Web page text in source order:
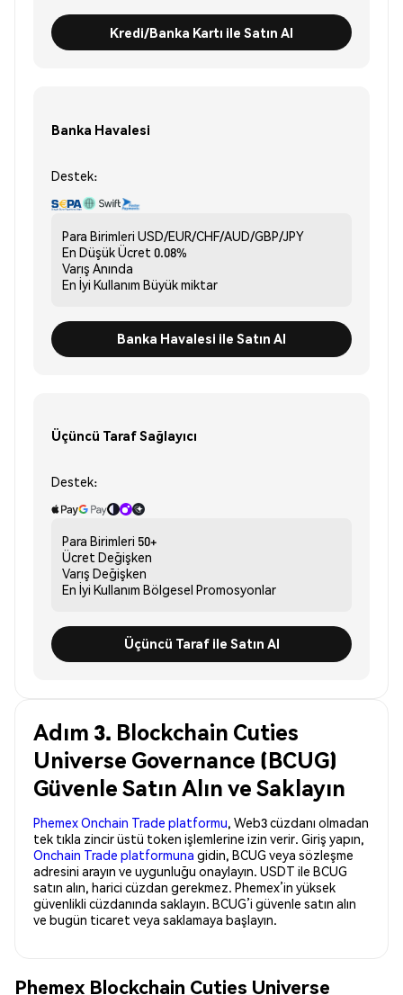
Kredi/Banka Kartı ile Satın Al
Banka Havalesi
Destek:
Para Birimleri USD/EUR/CHF/AUD/GBP/JPY
En Düşük Ücret 0.08%
Varış Anında
En İyi Kullanım Büyük miktar
Banka Havalesi ile Satın Al
Üçüncü Taraf Sağlayıcı
Destek:
Para Birimleri 50+
Ücret Değişken
Varış Değişken
En İyi Kullanım Bölgesel Promosyonlar
Üçüncü Taraf ile Satın Al
Adım 3. Blockchain Cuties
Universe Governance (BCUG)
Güvenle Satın Alın ve Saklayın
Phemex Onchain Trade platformu, Web3 cüzdanı olmadan
tek tıkla zincir üstü token işlemlerine izin verir. Giriş yapın,
Onchain Trade platformuna gidin, BCUG veya sözleşme
adresini arayın ve uygunluğu onaylayın. USDT ile BCUG
satın alın, harici cüzdan gerekmez. Phemex’in yüksek
güvenlikli cüzdanında saklayın. BCUG’i güvenle satın alın
ve bugün ticaret veya saklamaya başlayın.
Phemex Blockchain Cuties Universe